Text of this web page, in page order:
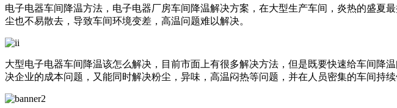
电子电器车间降温方法，电子电器厂房车间降温解决方案，在大型生产车间，炎热的盛
尘也不易散去，导致车间环境变差，高温问题难以解决。
大型电子电器车间降温该怎么解决，目前市面上有很多解决方法，但是既要快速给车间
决企业的成本问题，又能同时解决粉尘，异味，高温闷热等问题，并在人员密集的车间持